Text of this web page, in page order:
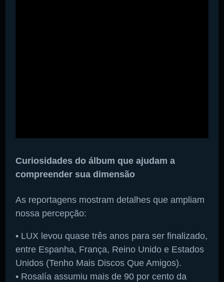
Curiosidades do álbum que ajudam a
compreender sua dimensão
As reportagens mostram detalhes que ampliam
nossa percepção:
• LUX levou quase três anos para ser finalizado,
entre Espanha, França, Reino Unido e Estados
Unidos (Tenho Mais Discos Que Amigos).
• Rosalía assumiu mais de 90 por cento da